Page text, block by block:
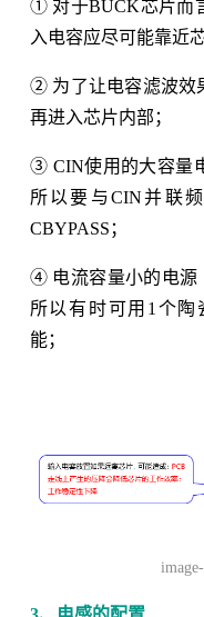
① 对于BUCK芯片而
入电容应尽可能靠近
② 为了让电容滤波效
再进入芯片内部；
③ CIN使用的大容量
所以要与CIN并联
CBYPASS；
④ 电流容量小的电源
所以有时可用1个陶
能；